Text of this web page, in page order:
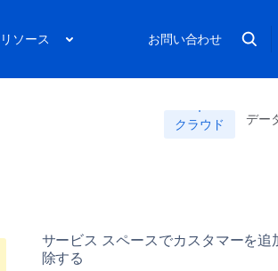
リソース お問い合わせ
クラウド デー
サービス スペースでカスタマーを追
除する